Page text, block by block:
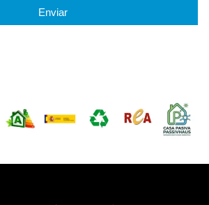
Enviar